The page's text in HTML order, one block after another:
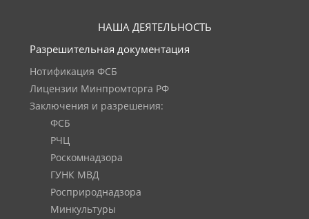
НАША ДЕЯТЕЛЬНОСТЬ
Разрешительная документация
Нотификация ФСБ
Лицензии Минпромторга РФ
Заключения и разрешения:
ФСБ
РЧЦ
Роскомнадзора
ГУНК МВД
Росприроднадзора
Минкультуры